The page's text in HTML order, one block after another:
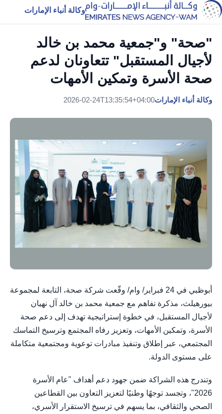
وكالة أنباء الإمارات
"صحة" و"جمعية محمد بن خالد
لأجيال المستقبل" تتعاونان لدعم
صحة الأسرة وتمكين الأمهات
وكالة أنباء الإمارات2026-02-24T13:35:54+04:00
أبوظبي في 24 فبراير/ وام/ وقّعت شركة صحة، التابعة لمجموعة
بيورهيلث، مذكرة تفاهم مع جمعية محمد بن خالد آل نهيان
لأجيال المستقبل، في خطوة إستراتيجية تهدف إلى دعم صحة
الأسرة، وتمكين الأمهات، وتعزيز رفاه المجتمع وترسيخ التماسك
المجتمعي، عبر إطلاق وتنفيذ مبادرات توعوية ومجتمعية متكاملة
على مستوى الدولة.
وتندرج هذه الشراكة ضمن جهود دعم أهداف "عام الأسرة
2026"، وتجسد توجهًا وطنيًا لتعزيز التعاون بين القطاعين
الصحي والثقافي، بما يسهم في ترسيخ الاستقرار الأسري،